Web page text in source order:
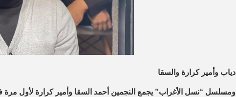
دياب وأمير كرارة والسقا
ومسلسل “نسل الأغراب” يجمع النجمين أحمد السقا وأمير كرارة لأول مرة